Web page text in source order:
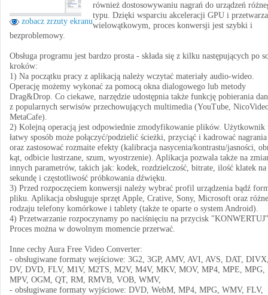
zobacz zrzuty ekranu
również dostosowywaniu nagrań do urządzeń
typu. Dzięki wsparciu akceleracji GPU i
wielowątkowym, proces konwersji jest szybki i
bezproblemowy.
Obsługa programu jest bardzo prosta - składa się z kilku następujących po
kroków:
1) Na początku pracy z aplikacją należy wczytać materiały audio-wideo.
Operację możemy wykonać za pomocą okna dialogowego lub metody
Drag&Drop. Co ciekawe, narzędzie udostępnia także funkcję pobierania
z popularnych serwisów przechowujących multimedia (YouTube,
MetaCafe).
2) Kolejną operacją jest odpowiednie zmodyfikowanie plików. Użytkownik
łatwy sposób może połączyć/podzielić ścieżki, przyciąć i kadrować nagrania
oraz zastosować rozmaite efekty (kalibracja nasycenia/kontrastu/jasności,
kąt, odbicie lustrzane, szum, wyostrzenie). Aplikacja pozwala także na
innych parametrów, takich jak: kodek, rozdzielczość, bitrate, ilość klatek na
sekundę i częstotliwość próbkowania dźwięku.
3) Przed rozpoczęciem konwersji należy wybrać profil urządzenia bądź
pliku. Aplikacja obsługuje sprzęt Apple, Crative, Sony, Microsoft oraz
rodzaju telefony komórkowe i tablety (także te oparte o system Android).
4) Przetwarzanie rozpoczynamy po naciśnięciu na przycisk
Proces można w dowolnym momencie przerwać.
Inne cechy Aura Free Video Converter:
- obsługiwane formaty wejściowe: 3G2, 3GP, AMV, AVI, AVS, DAT,
DV, DVD, FLV, M1V, M2TS, M2V, M4V, MKV, MOV, MP4, MPE, MPG,
MPV, OGM, QT, RM, RMVB, VOB, WMV,
- obsługiwane formaty wyjściowe: DVD, WebM, MP4, MPG, WMV, FLV,